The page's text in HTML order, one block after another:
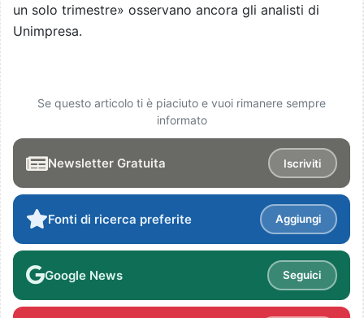
un solo trimestre» osservano ancora gli analisti di
Unimpresa.
Se questo articolo ti è piaciuto e vuoi rimanere sempre
informato
Newsletter Gratuita Iscriviti
Fonti di ricerca preferite Aggiungi
Google News Seguici